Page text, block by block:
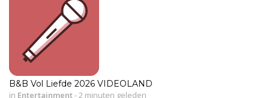
B&B Vol Liefde 2026 VIDEOLAND
in Entertainment-2 minuten geleden